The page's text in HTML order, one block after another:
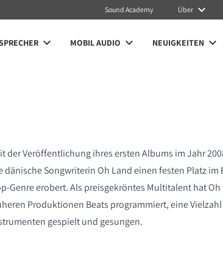
Sound Academy Über
MOBIL AUDIO NEUIGKEITEN
der Veröffentlichung ihres ersten Albums im Jahr
dänische Songwriterin Oh Land einen festen Platz im
Genre erobert. Als preisgekröntes Multitalent hat
Produktionen Beats programmiert, eine
gespielt und gesungen.